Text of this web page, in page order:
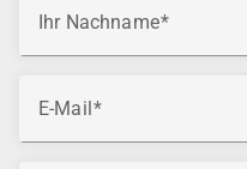
Ihr Nachname
E-Mail